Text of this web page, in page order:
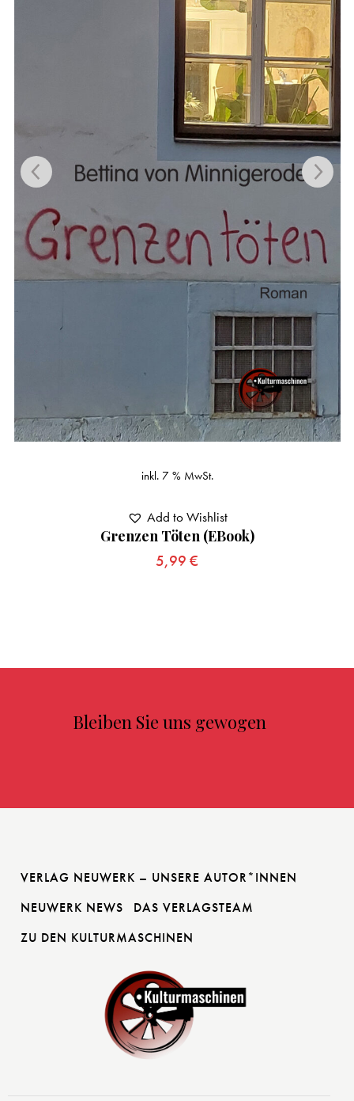
Grenzen Töten (eBook)
5,99 €
inkl. 7 % MwSt.
Add to Wishlist
Bleiben Sie uns gewogen
VERLAG NEUWERK – UNSERE AUTOR*INNEN
NEUWERK NEWS
DAS VERLAGSTEAM
ZU DEN KULTURMASCHINEN